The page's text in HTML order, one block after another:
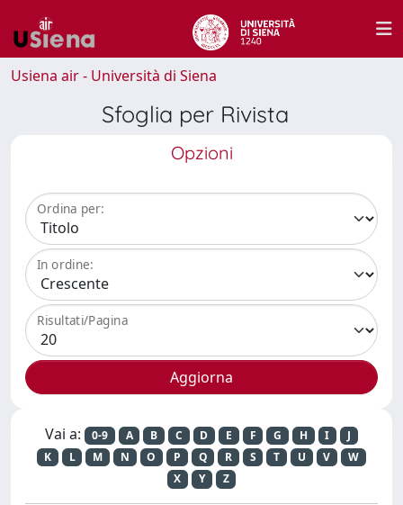
Usiena air - Università di Siena
Sfoglia per Rivista
Opzioni
Ordina per:
In ordine:
Risultati/Pagina
Vai a: 0-9 A B C D E F G H I
J
K
L M N O P Q R S T U V
W
X
Y Z